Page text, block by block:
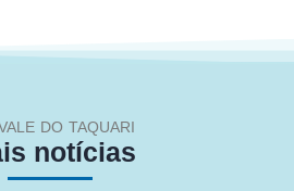
DO TAQUARI
notícias